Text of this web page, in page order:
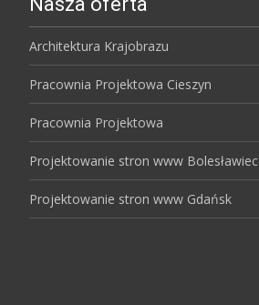
Architektura Krajobrazu
Pracownia Projektowa Cieszyn
Pracownia Projektowa
Projektowanie stron www Bolesławiec
Projektowanie stron www Gdańsk